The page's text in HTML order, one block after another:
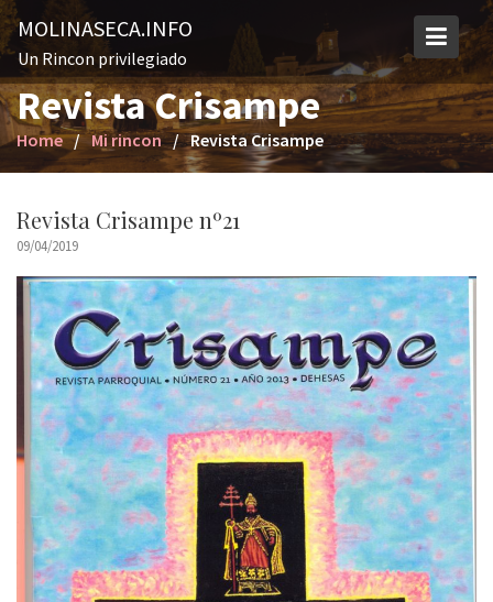
S
k
p
t
o
c
MOLINASECA.INFO
Un Rincon privilegiado
Revista Crisampe
Home Mi rincon Revista Crisampe
Revista Crisampe nº21
09/04/2019